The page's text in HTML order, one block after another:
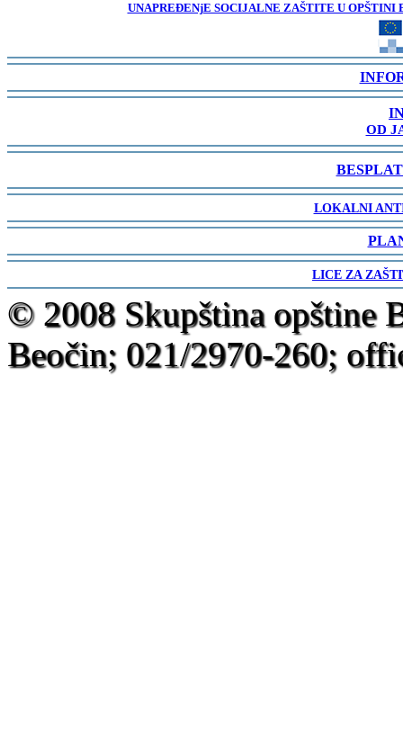
UNAPREĐENjE SOCIJALNE ZAŠTITE U OPŠTINI
-
-
OD
-
-
LOKALNI
-
-
LICE ZA
© 2008 Skupština opštine
Beočin; 021/2970-260;